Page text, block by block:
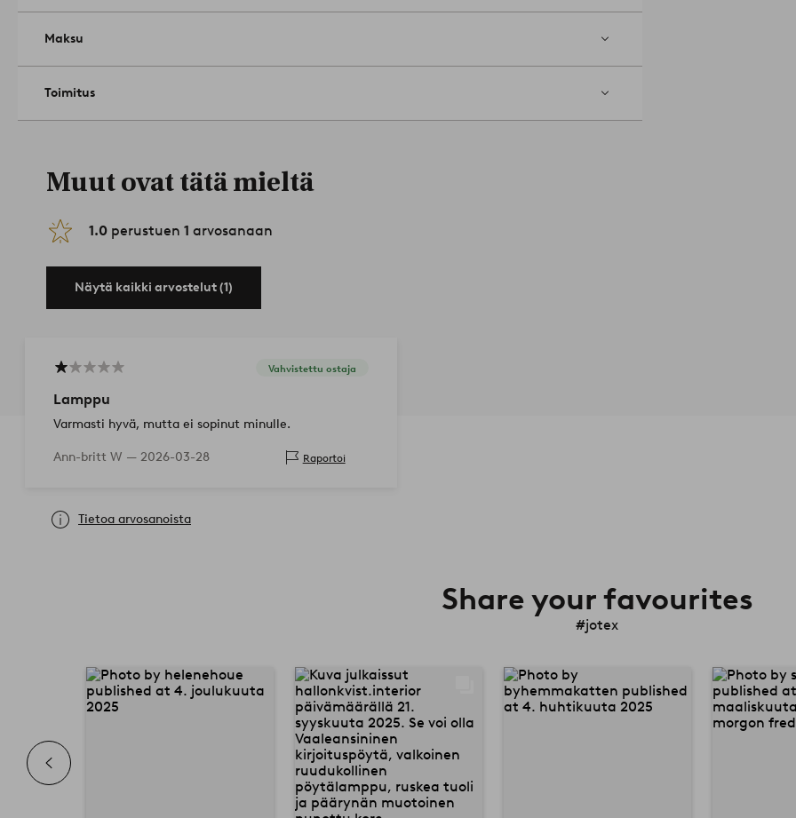
Vaihdettava valonlähde: Kyllä.Tuotenumero: 2212503-01-0
Maksu
Toimitus
Muut ovat tätä mieltä
1.0 perustuen 1 arvosanaan
Näytä kaikki arvostelut (1)
Vahvistettu ostaja
Lamppu
Varmasti hyvä, mutta ei sopinut minulle.
Ann-britt W — 2026-03-28 Raportoi
Tietoa arvosanoista
Share your favourites
#jotex